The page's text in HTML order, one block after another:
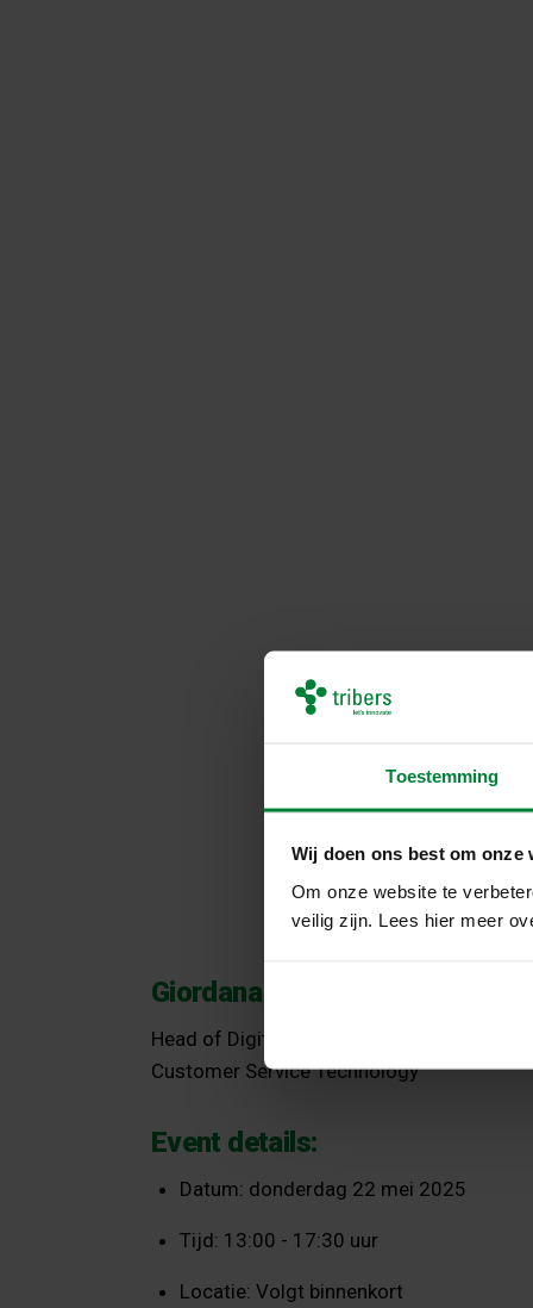
Toestemming
Wij doen ons best om onze
Om onze website te
veilig zijn. Lees hier meer
Giordana Mendola
Head of Digital Product Development
Customer Service Technology
Event details:
Datum: donderdag 22 mei 2025
Tijd: 13:00 - 17:30 uur
Locatie: Volgt binnenkort